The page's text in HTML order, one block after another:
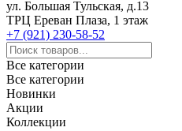
ул. Большая Тульская, д.13
ТРЦ Ереван Плаза, 1 этаж
+7 (921) 230-58-52
Все категории
Все категории
Новинки
Акции
Коллекции